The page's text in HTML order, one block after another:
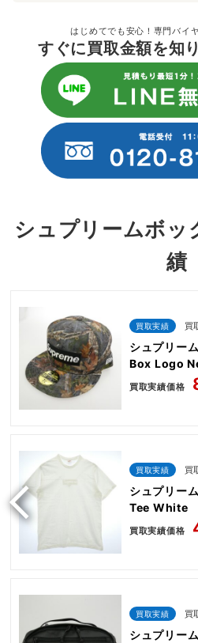
はじめてでも安心！専門バイ
すぐに買取金額を知
シュプリームボッ
績
買取実績 買
シュプリー
Box Logo
Timber
買取実績価格
買取実績 買
シュプリー
Tee White
買取実績価格
買取実績 買
シュプリー